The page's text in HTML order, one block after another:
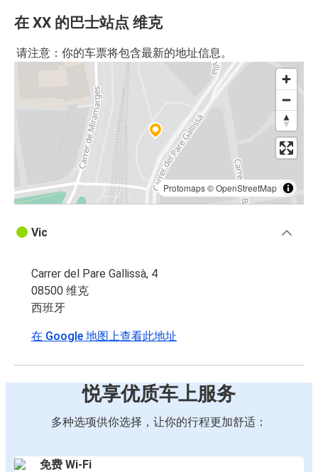
在 XX 的巴士站点 维克
请注意：你的车票将包含最新的地址信息。
Protomaps©OpenStreetMap
Vic
Carrer del Pare Gallissà, 4
08500 维克
西班牙
在 Google 地图上查看此地址
悦享优质车上服务
多种选项供你选择，让你的行程更加舒适：
免费 Wi-Fi